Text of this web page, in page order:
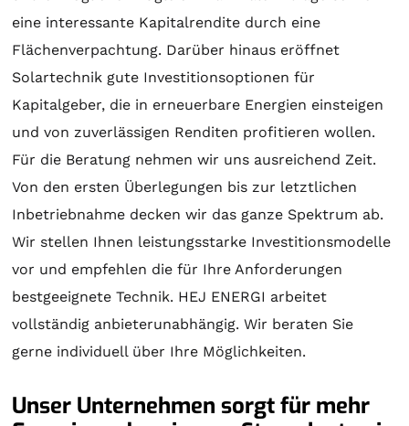
eine interessante Kapitalrendite durch eine
Flächenverpachtung. Darüber hinaus eröffnet
Solartechnik gute Investitionsoptionen für
Kapitalgeber, die in erneuerbare Energien einsteigen
und von zuverlässigen Renditen profitieren wollen.
Für die Beratung nehmen wir uns ausreichend Zeit.
Von den ersten Überlegungen bis zur letztlichen
Inbetriebnahme decken wir das ganze Spektrum ab.
Wir stellen Ihnen leistungsstarke Investitionsmodelle
vor und empfehlen die für Ihre Anforderungen
bestgeeignete Technik. HEJ ENERGI arbeitet
vollständig anbieterunabhängig. Wir beraten Sie
gerne individuell über Ihre Möglichkeiten.
Unser Unternehmen sorgt für mehr